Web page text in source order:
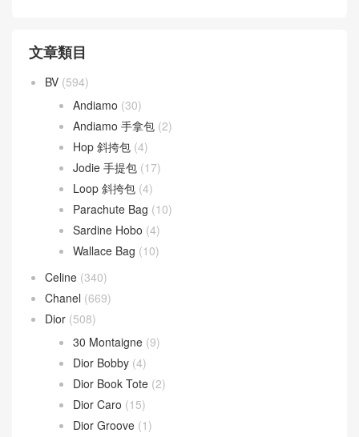
文章類目
BV (594)
Andiamo (30)
Andiamo 手拿包 (2)
Hop 斜挎包 (4)
Jodie 手提包 (17)
Loop 斜挎包 (4)
Parachute Bag (10)
Sardine Hobo (4)
Wallace Bag (10)
Celine (340)
Chanel (669)
Dior (508)
30 Montaigne (9)
Dior Bobby (4)
Dior Book Tote (2)
Dior Caro (15)
Dior Groove (1)